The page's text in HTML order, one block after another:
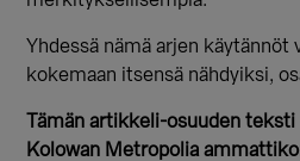
Yhdessä nämä arjen käytännöt
kokemaan itsensä nähdyiksi,
Tämän artikkeli-osuuden
Kolowan Metropolia